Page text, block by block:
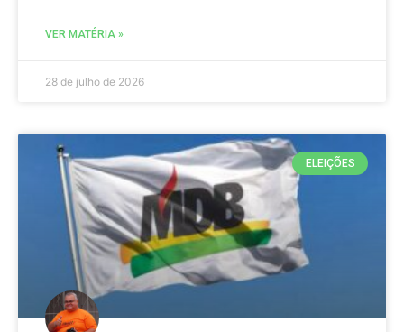
VER MATÉRIA »
28 de julho de 2026
ELEIÇÕES